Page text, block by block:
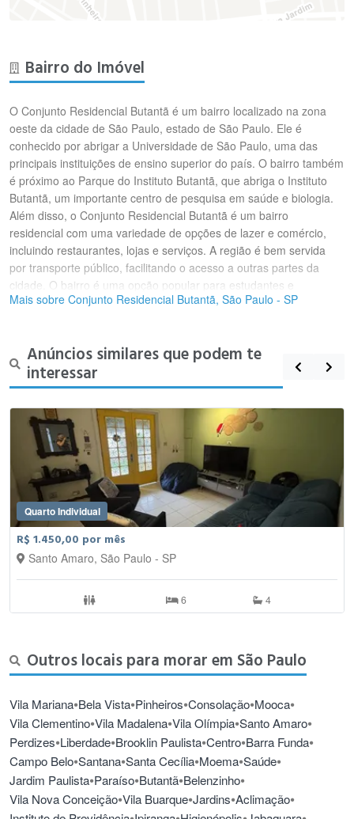
Bairro do Imóvel
O Conjunto Residencial Butantã é um bairro localizado na zona
oeste da cidade de São Paulo, estado de São Paulo. Ele é
conhecido por abrigar a Universidade de São Paulo, uma das
principais instituições de ensino superior do país. O bairro também
é próximo ao Parque do Instituto Butantã, que abriga o Instituto
Butantã, um importante centro de pesquisa em saúde e biologia.
Além disso, o Conjunto Residencial Butantã é um bairro
residencial com uma variedade de opções de lazer e comércio,
incluindo restaurantes, lojas e serviços. A região é bem servida
por transporte público, facilitando o acesso a outras partes da
cidade. O bairro é uma opção popular para estudantes e
profissionais que buscam uma localização conveniente e segura.
Mais sobre Conjunto Residencial Butantã, São Paulo - SP
Anúncios similares que podem te
interessar
Quarto Individual
R$ 1.450,00 por mês
Santo Amaro, São Paulo - SP
6 4
Outros locais para morar em São Paulo
Vila Mariana•Bela Vista•Pinheiros•Consolação•Mooca•
Vila Clementino•Vila Madalena•Vila Olímpia•Santo Amaro•
Perdizes•Liberdade•Brooklin Paulista•Centro•Barra Funda•
Campo Belo•Santana•Santa Cecília•Moema•Saúde•
Jardim Paulista•Paraíso•Butantã•Belenzinho•
Vila Nova Conceição•Vila Buarque•Jardins•Aclimação•